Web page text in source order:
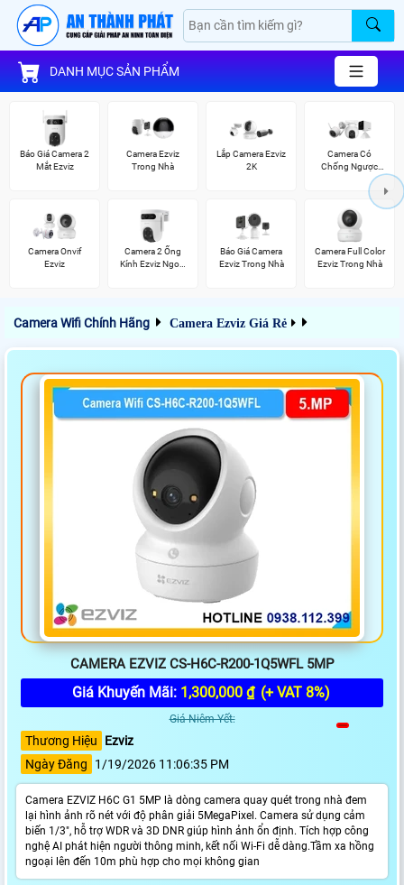
DANH MỤC SẢN PHẨM
Báo Giá Camera 2
Mắt Ezviz
Camera Ezviz
Trong Nhà
Lắp Camera Ezviz
2K
Camera Có
Chống Ngược
Camera Onvif
Ezviz
Camera 2 Ống
Kính Ezviz Ngoài
Báo Giá Camera
Ezviz Trong Nhà
Camera Full Color
Ezviz Trong Nhà
Camera Wifi Chính Hãng Camera Ezviz Giá Rẻ
CAMERA EZVIZ CS-H6C-R200-1Q5WFL 5MP
Giá Khuyến Mãi: 1,300,000 ₫ (+ VAT 8%)
Giá Niêm Yết:
Thương Hiệu
Ezviz
Ngày Đăng
1/19/2026 11:06:35 PM
Camera EZVIZ H6C G1 5MP là dòng camera quay quét trong nhà đem
lại hình ảnh rõ nét với độ phân giải 5MegaPixel. Camera sử dụng cảm
biến 1/3", hỗ trợ WDR và 3D DNR giúp hình ảnh ổn định. Tích hợp công
nghệ AI phát hiện người thông minh, kết nối Wi-Fi dễ dàng.Tầm xa hồng
ngoại lên đến 10m phù hợp cho mọi không gian